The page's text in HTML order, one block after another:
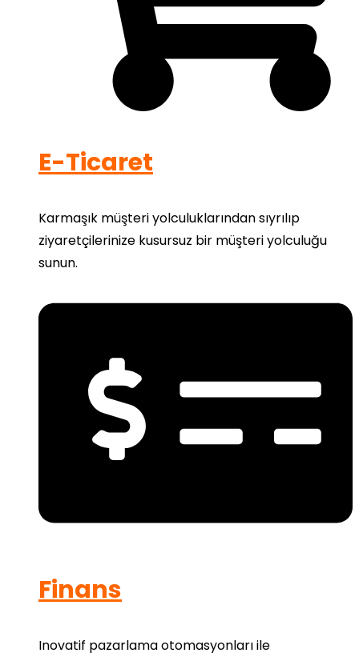
E-Ticaret
Karmaşık müşteri yolculuklarından sıyrılıp
ziyaretçilerinize kusursuz bir müşteri yolculuğu
sunun.
Finans
Inovatif pazarlama otomasyonları ile